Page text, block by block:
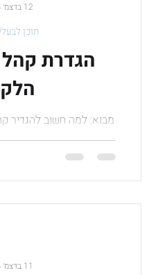
הגדרת קהל
מבוא: למה חשוב להגדיר
קהל היעד, כל מאמצי
תוכן
12 בדצמ׳ 2024
11 בדצמ׳ 2024